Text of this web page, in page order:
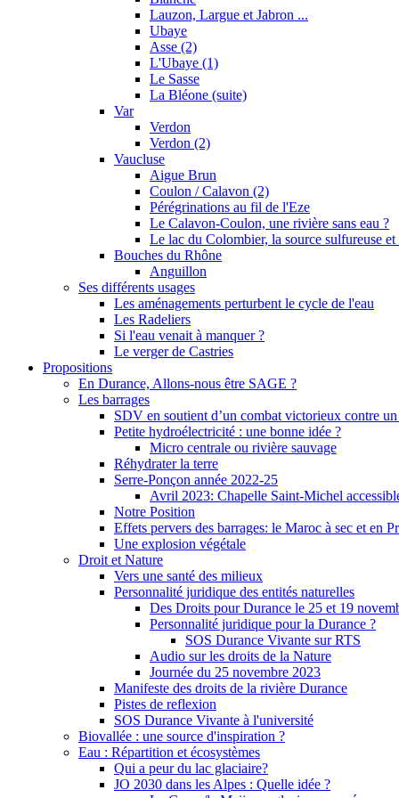
Lauzon, Largue et Jabron ...
Ubaye
Asse (2)
L'Ubaye (1)
Le Sasse
La Bléone (suite)
Var
Verdon
Verdon (2)
Vaucluse
Aigue Brun
Coulon / Calavon (2)
Pérégrinations au fil de l'Eze
Le Calavon-Coulon, une rivière sans eau ?
Le lac du Colombier, la source sulfureuse
Bouches du Rhône
Anguillon
Ses différents usages
Les aménagements perturbent le cycle de l'eau
Les Radeliers
Si l'eau venait à manquer ?
Le verger de Castries
Propositions
En Durance, Allons-nous être SAGE ?
Les barrages
SDV en soutient d’un combat victorieux contre un
Petite hydroélectricité : une bonne idée ?
Micro centrale ou rivière sauvage
Réhydrater la terre
Serre-Ponçon année 2022-25
Avril 2023: Chapelle Saint-Michel
Notre Position
Effets pervers des barrages: le Maroc à sec et en
Une explosion végétale
Droit et Nature
Vers une santé des milieux
Personnalité juridique des entités naturelles
Des Droits pour Durance le 25 et 19
Personnalité juridique pour la Durance ?
SOS Durance Vivante sur RTS
Audio sur les droits de la Nature
Journée du 25 novembre 2023
Manifeste des droits de la rivière Durance
Pistes de reflexion
SOS Durance Vivante à l'université
Biovallée : une source d'inspiration ?
Eau : Répartition et écosystèmes
Qui a peur du lac glaciaire?
JO 2030 dans les Alpes : Quelle idée ?